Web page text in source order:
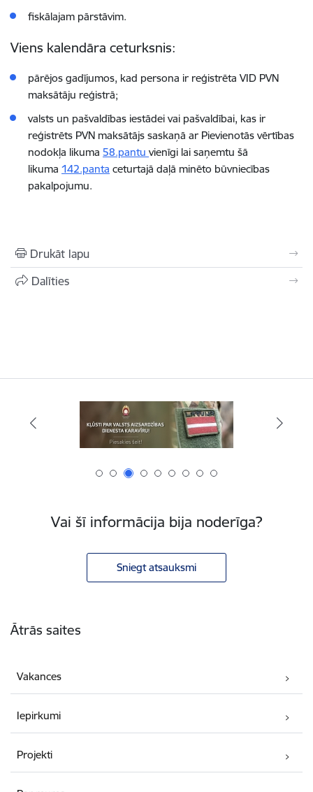
fiskālajam pārstāvim.
Viens kalendāra ceturksnis:
pārējos gadījumos, kad persona ir reģistrēta VID PVN
maksātāju reģistrā;
valsts un pašvaldības iestādei vai pašvaldībai, kas ir
reģistrēts PVN maksātājs saskaņā ar Pievienotās vērtības
nodokļa likuma 58.pantu vienīgi lai saņemtu šā
likuma 142.panta ceturtajā daļā minēto būvniecības
pakalpojumu.
Drukāt lapu
Dalīties
Vai šī informācija bija noderīga?
Sniegt atsauksmi
Ātrās saites
Vakances
Iepirkumi
Projekti